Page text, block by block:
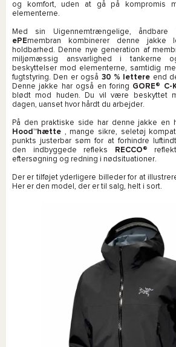
og komfort, uden at gå på kompromis
elementerne.
Med sin Uigennemtrængelige, åndbare
ePEmembran kombinerer denne jakke
holdbarhed. Denne nye generation af
miljømæssig ansvarlighed i tankerne
beskyttelser mod elementerne, samtidig
fugtstyring. Den er også 30 % lettere end
Denne jakke har også en foring GORE® C-
blødt mod huden. Du vil være beskyttet
dagen, uanset hvor hårdt du arbejder.
På den praktiske side har denne jakke en
Hood™hætte , mange sikre, seletøj
punkts justerbar søm for at forhindre
den indbyggede refleks
RECCO®
eftersøgning og redning i nødsituationer.
Der er tilføjet yderligere billeder for at
Her er den model, der er til salg, helt i sort.